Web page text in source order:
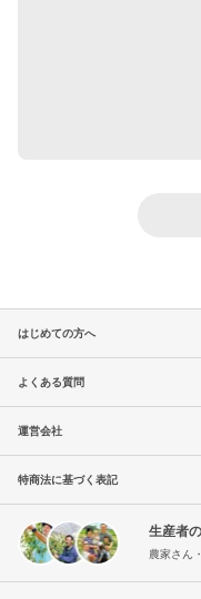
はじめての方へ
よくある質問
運営会社
特商法に基づく表記
生産者
農家さん